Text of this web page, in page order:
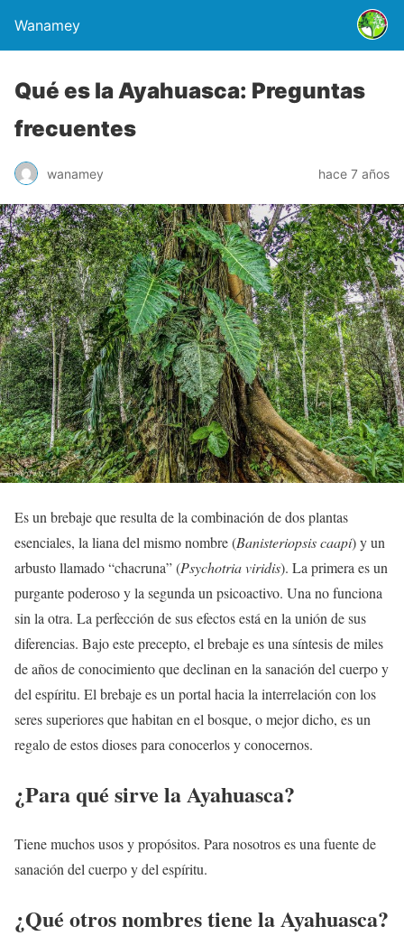
Wanamey
Qué es la Ayahuasca: Preguntas
frecuentes
wanamey hace 7 años
Es un brebaje que resulta de la combinación de dos plantas
esenciales, la liana del mismo nombre (Banisteriopsis caapi) y un
arbusto llamado “chacruna” (Psychotria viridis). La primera es un
purgante poderoso y la segunda un psicoactivo. Una no funciona
sin la otra. La perfección de sus efectos está en la unión de sus
diferencias. Bajo este precepto, el brebaje es una síntesis de miles
de años de conocimiento que declinan en la sanación del cuerpo y
del espíritu. El brebaje es un portal hacia la interrelación con los
seres superiores que habitan en el bosque, o mejor dicho, es un
regalo de estos dioses para conocerlos y conocernos.
¿Para qué sirve la Ayahuasca?
Tiene muchos usos y propósitos. Para nosotros es una fuente de
sanación del cuerpo y del espíritu.
¿Qué otros nombres tiene la Ayahuasca?